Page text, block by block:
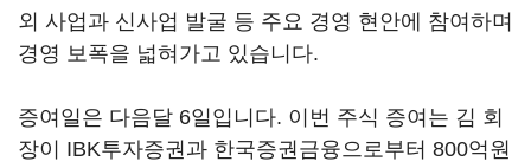
외 사업과 신사업 발굴 등 주요 경영 현안에 참여하며
경영 보폭을 넓혀가고 있습니다.
증여일은 다음달 6일입니다. 이번 주식 증여는 김 회
장이 IBK투자증권과 한국증권금융으로부터 800억원